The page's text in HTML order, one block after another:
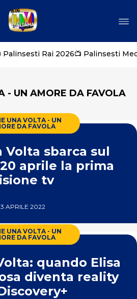
Palinsesti Rai 2026📺 Palinsesti
- UN AMORE DA FAVOLA
UNA VOLTA - UN
DA FAVOLA
Volta sbarca sul
aprile la prima
tv
3 APRILE 2022
UNA VOLTA - UN
DA FAVOLA
quando Elisa
diventa reality